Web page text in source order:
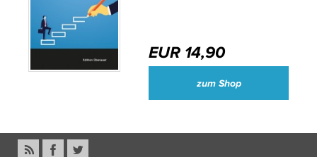
EUR 14,90
zum Shop